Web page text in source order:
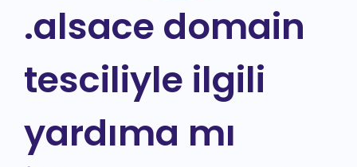
.alsace domain
tesciliyle ilgili
yardıma mı